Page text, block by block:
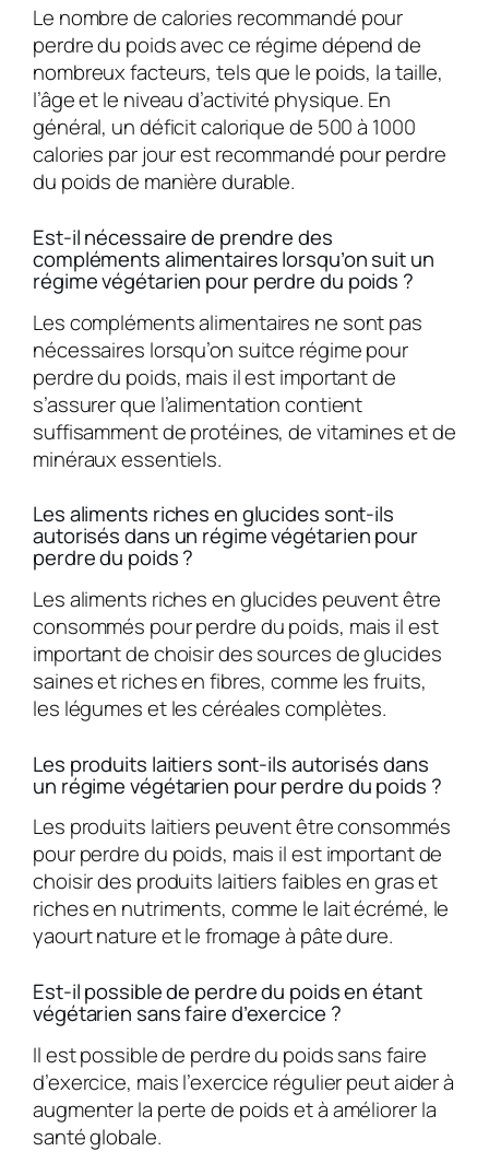
Le nombre de calories recommandé pour
perdre du poids avec ce régime dépend de
nombreux facteurs, tels que le poids, la taille,
l’âge et le niveau d’activité physique. En
général, un déficit calorique de 500 à 1000
calories par jour est recommandé pour perdre
du poids de manière durable.
Est-il nécessaire de prendre des
compléments alimentaires lorsqu’on suit un
régime végétarien pour perdre du poids ?
Les compléments alimentaires ne sont pas
nécessaires lorsqu’on suitce régime pour
perdre du poids, mais il est important de
s’assurer que l’alimentation contient
suffisamment de protéines, de vitamines et de
minéraux essentiels.
Les aliments riches en glucides sont-ils
autorisés dans un régime végétarien pour
perdre du poids ?
Les aliments riches en glucides peuvent être
consommés pour perdre du poids, mais il est
important de choisir des sources de glucides
saines et riches en fibres, comme les fruits,
les légumes et les céréales complètes.
Les produits laitiers sont-ils autorisés dans
un régime végétarien pour perdre du poids ?
Les produits laitiers peuvent être consommés
pour perdre du poids, mais il est important de
choisir des produits laitiers faibles en gras et
riches en nutriments, comme le lait écrémé, le
yaourt nature et le fromage à pâte dure.
Est-il possible de perdre du poids en étant
végétarien sans faire d’exercice ?
Il est possible de perdre du poids sans faire
d’exercice, mais l’exercice régulier peut aider à
augmenter la perte de poids et à améliorer la
santé globale.